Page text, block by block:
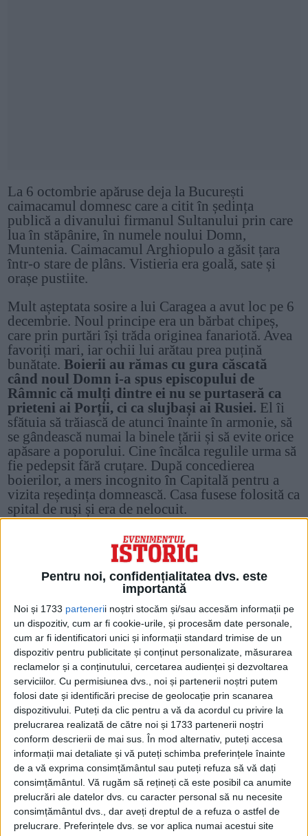
Pentru noi, confidențialitatea dvs. este
importantă
Noi și 1733 partenerii noștri stocăm și/sau accesăm informații pe
un dispozitiv, cum ar fi cookie-urile, și procesăm date personale,
cum ar fi identificatori unici și informații standard trimise de un
dispozitiv pentru publicitate și conținut personalizate, măsurarea
reclamelor și a conținutului, cercetarea audienței și dezvoltarea
serviciilor. Cu permisiunea dvs., noi și partenerii noștri putem
folosi date și identificări precise de geolocație prin scanarea
dispozitivului. Puteți da clic pentru a vă da acordul cu privire la
prelucrarea realizată de către noi și 1733 partenerii noștri
conform descrierii de mai sus. În mod alternativ, puteți accesa
informații mai detaliate și vă puteți schimba preferințele înainte
de a vă exprima consimțământul sau puteți refuza să vă dați
consimțământul. Vă rugăm să rețineți că este posibil ca anumite
prelucrări ale datelor dvs. cu caracter personal să nu necesite
consimțământul dvs., dar aveți dreptul de a refuza o astfel de
prelucrare. Preferințele dvs. se vor aplica numai acestui site
La 6 octombrie apăruse deja la București
caimacamul domnesc care a citit în ședința
publică a divanului firmanul Sultanului prin care
lua în stăpânire, în numele noului Domn,
Muntenia. Caimacamul Arghiopulo a găsit țara
într-o stare de plâns. Vistieria era goală, sate și
orașe pustiite.
Mult așteptata sosire a lui Caragea a avut loc pe 6
decembrie. Noul principe era un bărbat chipeș,
care prin purtări își trăda originea fanariotă. Avea
favoriți mari, iar ochii lui arătau prea puțină
bunătate.Boierii au rămas cu gura căscată
când noul Domn i-a spus episcopului de
Râmnic că mulți dintre ei nu se purtaseră ca
prieteni ai Porții, ci ca slujbași ai Rusiei. El îi
sfătuia să trăiască de atunci înainte în armonie, să
se gândească numai la binele țării și să evite orice
apăsare a poporului. Cine încălca regulile urma să
fie pedepsit fără cruțare. După concedierea
boierilor, a mers incognito în Capitală pentru a
vizita reședința domnească. Casa fusese folosită ca
spital de ruși și era de nelocuit.
Vodă-Caragea nu a urmat obiceiul rușilor de a
ocupa locurile divanului cu băștinași, ci i-a dat
afară pe boieri și a împărțit slujbele favoriților
și rudelor sale, toți greci. Și greci mulți
veniseră cu el, toți săraci, puși pe căpătuială.
Intrarea alaiului în București s-a făcut pe 24
decembrie, după vechile datini. Din locuința
provizorie din Văcărești, a Banului Racoviță, a